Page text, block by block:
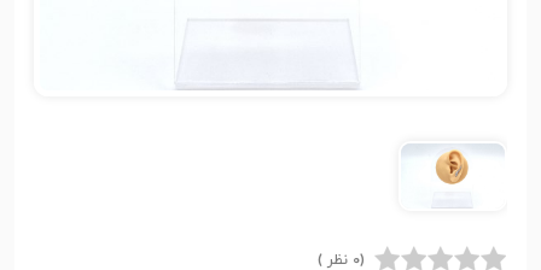
(0 نظر )